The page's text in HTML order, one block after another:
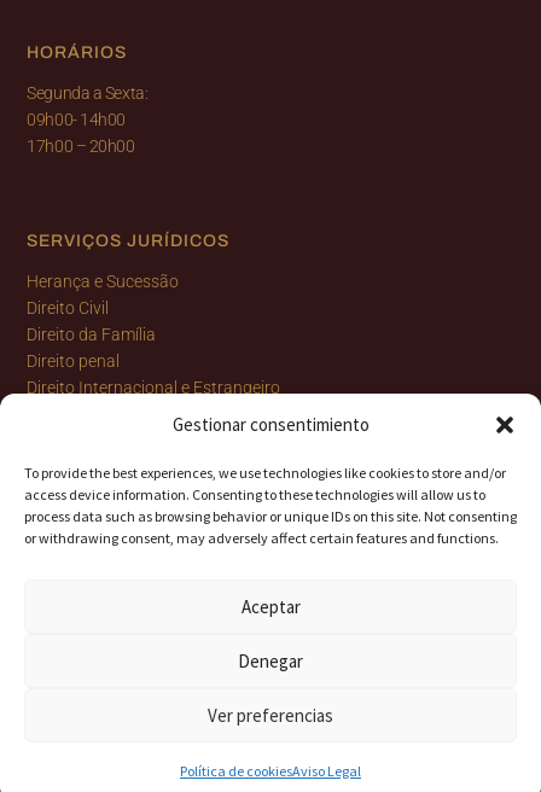
Gestionar consentimiento
To provide the best experiences, we use technologies like cookies to store and/or
access device information. Consenting to these technologies will allow us to
process data such as browsing behavior or unique IDs on this site. Not consenting
or withdrawing consent, may adversely affect certain features and functions.
Aceptar
Denegar
Ver preferencias
Política de cookiesAviso Legal
HORÁRIOS
Segunda a Sexta:
09h00- 14h00
17h00 – 20h00
SERVIÇOS JURÍDICOS
Herança e Sucessão
Direito Civil
Direito da Família
Direito penal
Direito Internacional e Estrangeiro
© Todos os direitos reservados 2023 |